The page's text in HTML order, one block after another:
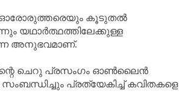
ഓരോരുത്തരെയും കൂടുതൽ
യഥാർത്ഥത്തിലേക്കുള്ള
അനുഭവമാണ്‌.
ചെറു പ്രസംഗം ഓൺലൈൻ
പ്രത്യേകിച്ച് കവിതകളെ